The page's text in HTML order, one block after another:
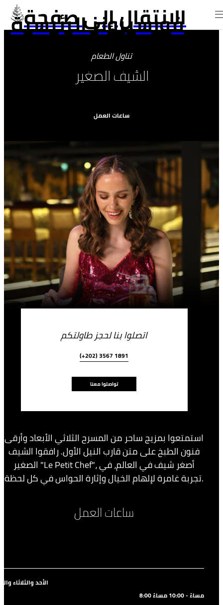
الانتقال إلى صفحة
فورسيزونز الرئيسية
تناول الطعام
الشيف الصغير
ساعات العمل
اتصلوا بنا لحجز طاولتكم
(+202) 3567 1891
تواصلوا معنا
استمتعوا بمزيج ساحر من المسرح الثلاثي الأبعاد وأرقى
فنون الطبخ على متن قارب النيل الأول. رافقوا الشيف
الصغير "Le Petit Chef"، أصغر شيف في العالم، في
تجربة غامرة لإلهام الخيال وإثارة الحواس في كل لحظة.
ساعات العمل
الأحد والثلاثاء
8:00 مساءً - 10:00 مساءً